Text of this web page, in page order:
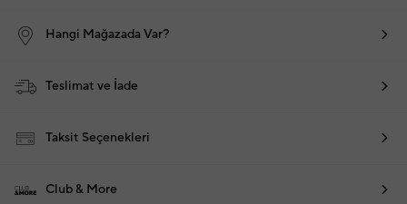
Hangi Mağazada Var?
Teslimat ve İade
Taksit Seçenekleri
Club & More